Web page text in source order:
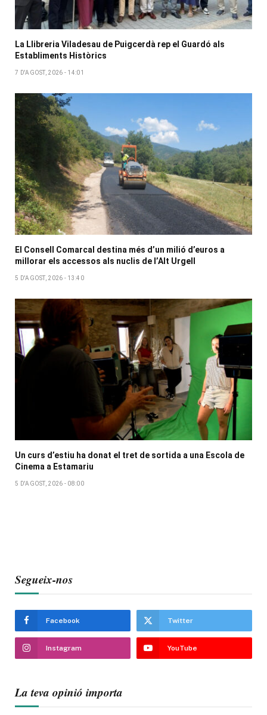
La Llibreria Viladesau de Puigcerdà rep el Guardó als
Establiments Històrics
7 D'AGOST, 2026 - 14:01
El Consell Comarcal destina més d’un milió d’euros a
millorar els accessos als nuclis de l’Alt Urgell
5 D'AGOST, 2026 - 13:40
Un curs d’estiu ha donat el tret de sortida a una Escola de
Cinema a Estamariu
5 D'AGOST, 2026 - 08:00
Segueix-nos
Facebook Twitter
Instagram YouTube
La teva opinió importa